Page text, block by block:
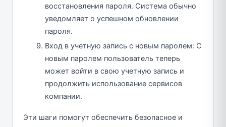
восстановления пароля. Система обычно
уведомляет о успешном обновлении
пароля.
Вход в учетную запись с новым паролем: С
новым паролем пользователь теперь
может войти в свою учетную запись и
продолжить использование сервисов
компании.
Эти шаги помогут обеспечить безопасное и